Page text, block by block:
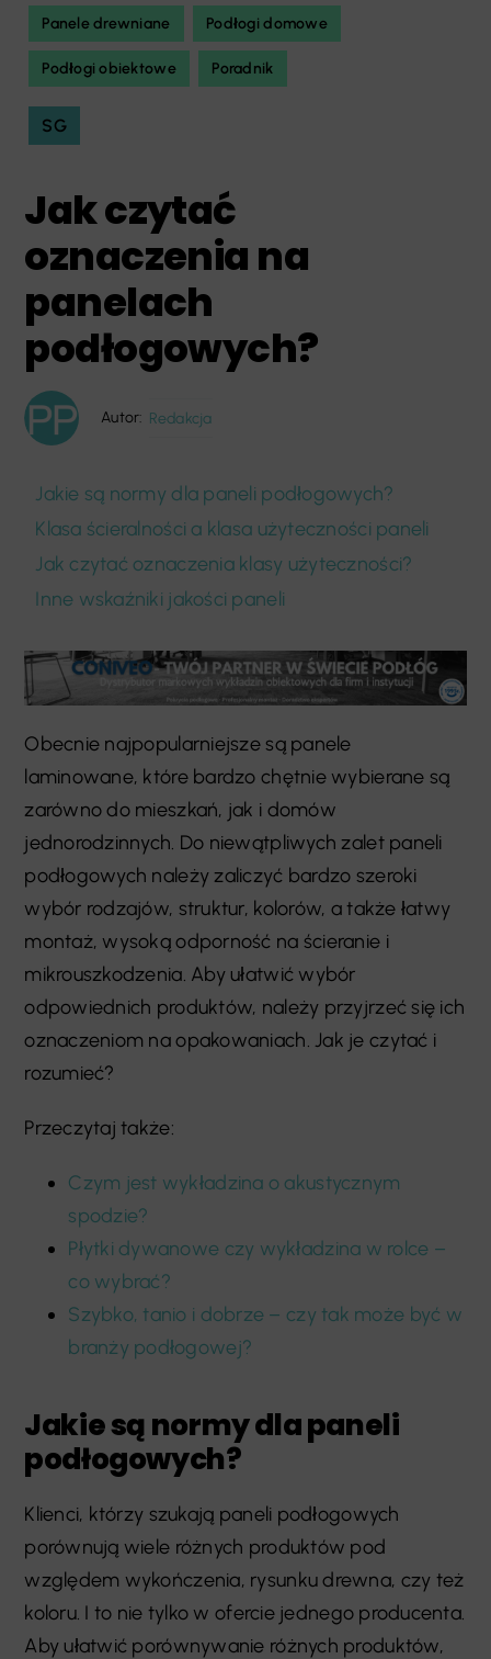
Panele drewniane Podłogi domowe
Podłogi obiektowe Poradnik
SG
Jak czytać
oznaczenia na
panelach
podłogowych?
Autor: Redakcja
Jakie są normy dla paneli podłogowych?
Klasa ścieralności a klasa użyteczności paneli
Jak czytać oznaczenia klasy użyteczności?
Inne wskaźniki jakości paneli
Obecnie najpopularniejsze są panele
laminowane, które bardzo chętnie wybierane są
zarówno do mieszkań, jak i domów
jednorodzinnych. Do niewątpliwych zalet paneli
podłogowych należy zaliczyć bardzo szeroki
wybór rodzajów, struktur, kolorów, a także łatwy
montaż, wysoką odporność na ścieranie i
mikrouszkodzenia. Aby ułatwić wybór
odpowiednich produktów, należy przyjrzeć się ich
oznaczeniom na opakowaniach. Jak je czytać i
rozumieć?
Przeczytaj także:
Czym jest wykładzina o akustycznym
spodzie?
Płytki dywanowe czy wykładzina w rolce –
co wybrać?
Szybko, tanio i dobrze – czy tak może być w
branży podłogowej?
Jakie są normy dla paneli
podłogowych?
Klienci, którzy szukają paneli podłogowych
porównują wiele różnych produktów pod
względem wykończenia, rysunku drewna, czy też
koloru. I to nie tylko w ofercie jednego producenta.
Aby ułatwić porównywanie różnych produktów,